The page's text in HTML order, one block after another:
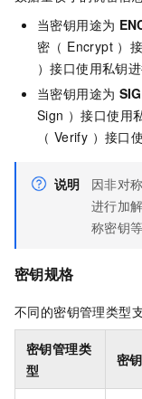
当密钥用途为
密（ Encrypt ）
）接口使用私钥进
当密钥用途为
Sign ）接口使用
（ Verify ）接口
说明
因非对
进行加
称密钥
密钥规格
不同的密钥管理类型
密钥管理类
型
密